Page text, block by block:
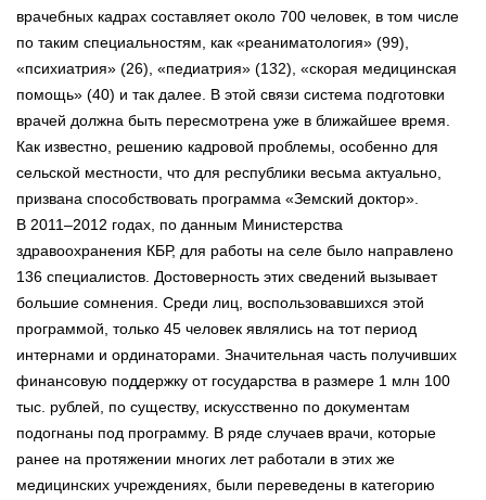
врачебных кадрах составляет около 700 человек, в том числе
по таким специальностям, как «реаниматология» (99),
«психиатрия» (26), «педиатрия» (132), «скорая медицинская
помощь» (40) и так далее. В этой связи система подготовки
врачей должна быть пересмотрена уже в ближайшее время.
Как известно, решению кадровой проблемы, особенно для
сельской местности, что для республики весьма актуально,
призвана способствовать программа «Земский доктор».
В 2011–2012 годах, по данным Министерства
здравоохранения КБР, для работы на селе было направлено
136 специалистов. Достоверность этих сведений вызывает
большие сомнения. Среди лиц, воспользовавшихся этой
программой, только 45 человек являлись на тот период
интернами и ординаторами. Значительная часть получивших
финансовую поддержку от государства в размере 1 млн 100
тыс. рублей, по существу, искусственно по документам
подогнаны под программу. В ряде случаев врачи, которые
ранее на протяжении многих лет работали в этих же
медицинских учреждениях, были переведены в категорию